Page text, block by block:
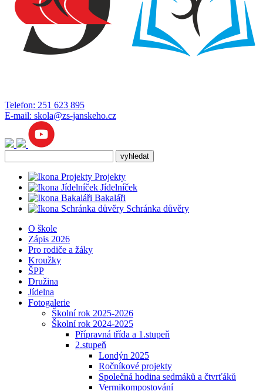
Telefon: 251 623 895
E-mail: skola@zs-janskeho.cz
Projekty
Jídelníček
Bakaláři
Schránka důvěry
O škole
Zápis 2026
Pro rodiče a žáky
Kroužky
ŠPP
Družina
Jídelna
Fotogalerie
Školní rok 2025-2026
Školní rok 2024-2025
Přípravná třída a 1.stupeň
2.stupeň
Londýn 2025
Ročníkové projekty
Společná hodina sedmáků a čtvrťáků
Vermikompostování